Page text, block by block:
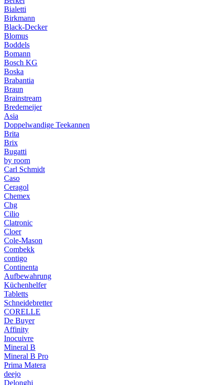
Bialetti
Birkmann
Black-Decker
Blomus
Boddels
Bomann
Bosch KG
Boska
Brabantia
Braun
Brainstream
Bredemeijer
Asia
Doppelwandige Teekannen
Brita
Brix
Bugatti
by room
Carl Schmidt
Caso
Ceragol
Chemex
Chg
Cilio
Clatronic
Cloer
Cole-Mason
Combekk
contigo
Continenta
Aufbewahrung
Küchenhelfer
Tabletts
Schneidebretter
CORELLE
De Buyer
Affinity
Inocuivre
Mineral B
Mineral B Pro
Prima Matera
deejo
Delonghi